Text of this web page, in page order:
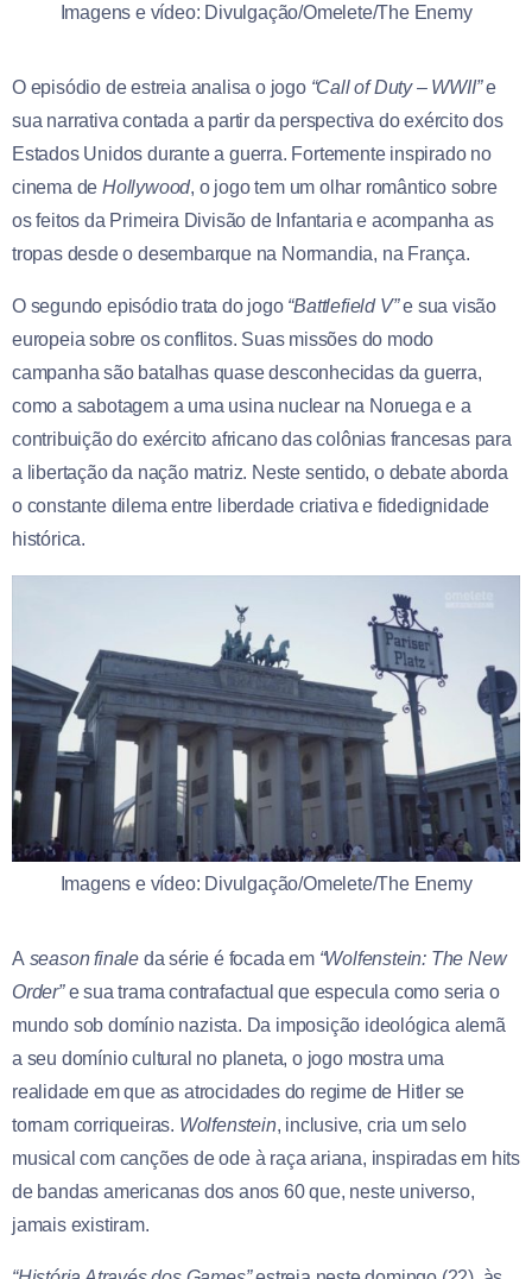
Imagens e vídeo: Divulgação/Omelete/The Enemy
O episódio de estreia analisa o jogo “Call of Duty – WWII”e
sua narrativa contada a partir da perspectiva do exército dos
Estados Unidos durante a guerra. Fortemente inspirado no
cinema de Hollywood, o jogo tem um olhar romântico sobre
os feitos da Primeira Divisão de Infantaria e acompanha as
tropas desde o desembarque na Normandia, na França.
O segundo episódio trata do jogo “Battlefield V”e sua visão
europeia sobre os conflitos. Suas missões do modo
campanha são batalhas quase desconhecidas da guerra,
como a sabotagem a uma usina nuclear na Noruega e a
contribuição do exército africano das colônias francesas para
a libertação da nação matriz. Neste sentido, o debate aborda
o constante dilema entre liberdade criativa e fidedignidade
histórica.
Imagens e vídeo: Divulgação/Omelete/The Enemy
A season finale da série é focada em“Wolfenstein: The New
Order”e sua trama contrafactual que especula como seria o
mundo sob domínio nazista. Da imposição ideológica alemã
a seu domínio cultural no planeta, o jogo mostra uma
realidade em que as atrocidades do regime de Hitler se
tornam corriqueiras. Wolfenstein, inclusive, cria um selo
musical com canções de ode à raça ariana, inspiradas em hits
de bandas americanas dos anos 60 que, neste universo,
jamais existiram.